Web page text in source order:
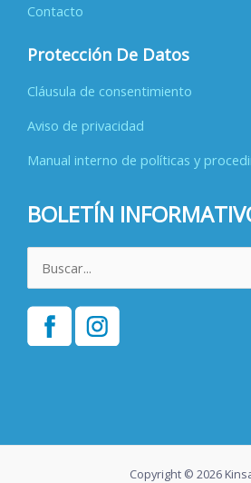
Contacto
Protección De Datos
Cláusula de consentimiento
Aviso de privacidad
Manual interno de políticas y
BOLETÍN
Buscar
por:
Copyright © 2026